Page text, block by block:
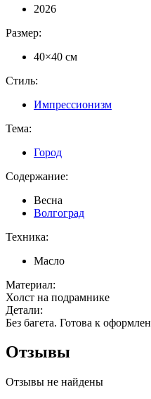
2026
Размер:
40×40 см
Стиль:
Импрессионизм
Тема:
Город
Содержание:
Весна
Волгоград
Техника:
Масло
Материал:
Холст на подрамнике
Детали:
Без багета. Готова к
Отзывы
Отзывы не найдены